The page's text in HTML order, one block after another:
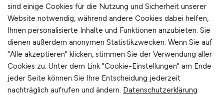
Diagnostik und Interesse an innovativen
Analytik-Verfahren
Ausgeprägte Kommunikations- und
Beratungskompetenz im Austausch mit
den klinischen Bereichen
Strukturierte, verantwortungsbewusste
Arbeitsweise und Freude an der Arbeit
sind einige Cookies für die Nutzung und Sicherheit unserer
Website notwendig, während andere Cookies dabei helfen,
Ihnen personalisierte Inhalte und Funktionen anzubieten. Sie
dienen außerdem anonymen Statistikzwecken. Wenn Sie auf
"Alle akzeptieren" klicken, stimmen Sie der Verwendung aller
Cookies zu. Unter dem Link "Cookie-Einstellungen" am Ende
jeder Seite können Sie Ihre Entscheidung jederzeit
nachträglich aufrufen und ändern. Datenschutzerklärung